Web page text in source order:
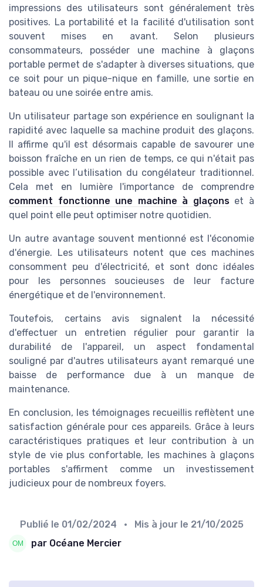
impressions des utilisateurs sont généralement très
positives. La portabilité et la facilité d'utilisation sont
souvent mises en avant. Selon plusieurs
consommateurs, posséder une machine à glaçons
portable permet de s'adapter à diverses situations, que
ce soit pour un pique-nique en famille, une sortie en
bateau ou une soirée entre amis.
Un utilisateur partage son expérience en soulignant la
rapidité avec laquelle sa machine produit des glaçons.
Il affirme qu'il est désormais capable de savourer une
boisson fraîche en un rien de temps, ce qui n'était pas
possible avec l’utilisation du congélateur traditionnel.
Cela met en lumière l'importance de comprendre
comment fonctionne une machine à glaçonset à
quel point elle peut optimiser notre quotidien.
Un autre avantage souvent mentionné est l'économie
d'énergie. Les utilisateurs notent que ces machines
consomment peu d'électricité, et sont donc idéales
pour les personnes soucieuses de leur facture
énergétique et de l'environnement.
Toutefois, certains avis signalent la nécessité
d'effectuer un entretien régulier pour garantir la
durabilité de l'appareil, un aspect fondamental
souligné par d'autres utilisateurs ayant remarqué une
baisse de performance due à un manque de
maintenance.
En conclusion, les témoignages recueillis reflètent une
satisfaction générale pour ces appareils. Grâce à leurs
caractéristiques pratiques et leur contribution à un
style de vie plus confortable, les machines à glaçons
portables s'affirment comme un investissement
judicieux pour de nombreux foyers.
Publié le 01/02/2024 • Mis à jour le 21/10/2025
par Océane Mercier